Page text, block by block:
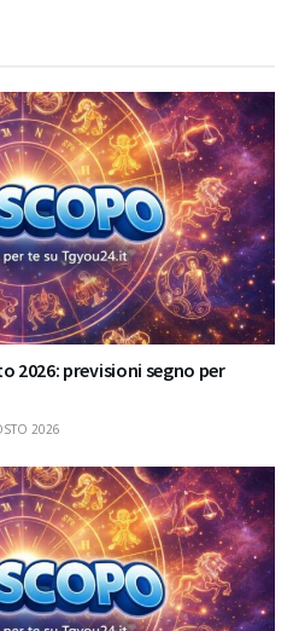
2026: previsioni segno per
2026